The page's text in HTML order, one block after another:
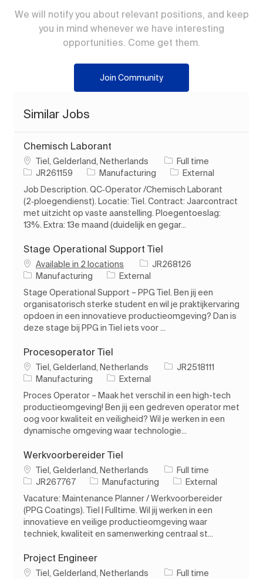
We will notify you about relevant positions, and keep
you in mind whenever we have interesting
opportunities. Come get them.
Join Community
Similar Jobs
Chemisch Laborant
Location
Tiel, Gelderland, Netherlands Job Type
Full time
Job IdJR261159 Category
Manufacturing
External
Job Description. QC‑Operator /Chemisch Laborant
(2‑ploegendienst). Locatie: Tiel. Contract: Jaarcontract
met uitzicht op vaste aanstelling. Ploegentoeslag:
13%. Extra: 13e maand (duidelijk en gegar...
Stage Operational Support Tiel
Available in 2 locations Job IdJR268126
Category
Manufacturing
External
Stage Operational Support – PPG Tiel. Ben jij een
organisatorisch sterke student en wil je praktijkervaring
opdoen in een innovatieve productieomgeving? Dan is
deze stage bij PPG in Tiel iets voor ...
Procesoperator Tiel
Location
Tiel, Gelderland, Netherlands Job IdJR2518111
Category
Manufacturing
External
Proces Operator – Maak het verschil in een high-tech
productieomgeving! Ben jij een gedreven operator met
oog voor kwaliteit en veiligheid? Wil je werken in een
dynamische omgeving waar technologie...
Werkvoorbereider Tiel
Location
Tiel, Gelderland, Netherlands Job Type
Full time
Job IdJR267767 Category
Manufacturing
External
Vacature: Maintenance Planner / Werkvoorbereider
(PPG Coatings). Tiel | Fulltime. Wil jij werken in een
innovatieve en veilige productieomgeving waar
techniek, kwaliteit en samenwerking centraal st...
Project Engineer
Location
Tiel, Gelderland, Netherlands Job Type
Full time